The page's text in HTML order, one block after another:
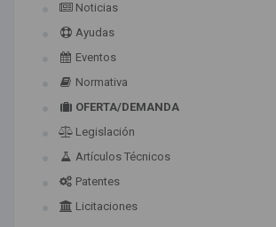
Noticias
Ayudas
Eventos
Normativa
OFERTA/DEMANDA
Legislación
Artículos Técnicos
Patentes
Licitaciones